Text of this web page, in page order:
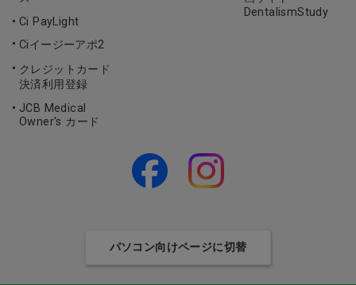
Ci PayLight
Ciイージーアポ2
クレジットカード
決済利用登録
JCB Medical
Owner's カード
DentalismStudy
パソコン向けページに切替